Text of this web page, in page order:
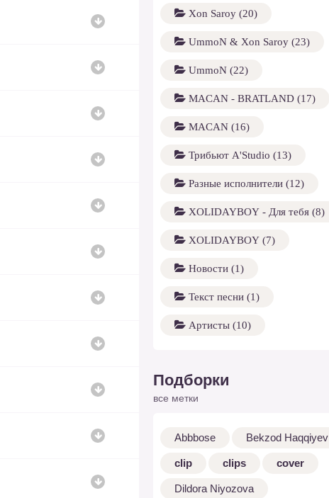
Xon Saroy (20)
UmmoN & Xon Saroy (23)
UmmoN (22)
MACAN - BRATLAND (17)
MACAN (16)
Трибьют A'Studio (13)
Разные исполнители (12)
XOLIDAYBOY - Для тебя (8)
XOLIDAYBOY (7)
Новости (1)
Текст песни (1)
Артисты (10)
Подборки
все метки
Abbbose Bekzod Haqqiyev
clip clips cover
Dildora Niyozova